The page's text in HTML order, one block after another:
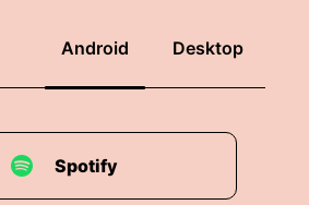
Android Desktop
Spotify